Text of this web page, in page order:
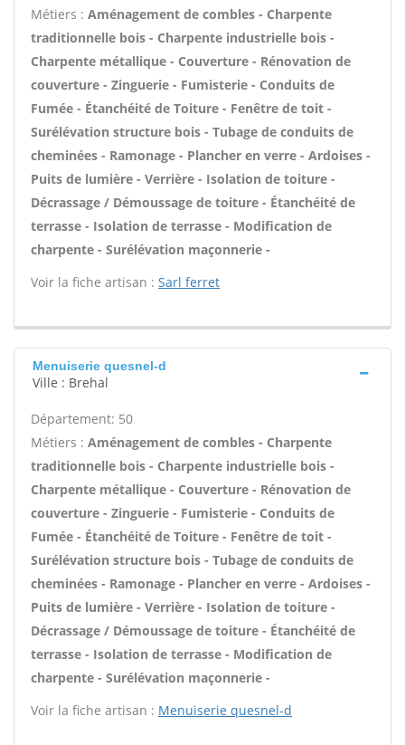
Métiers : Aménagement de combles - Charpente
traditionnelle bois - Charpente industrielle bois -
Charpente métallique - Couverture - Rénovation de
couverture - Zinguerie - Fumisterie - Conduits de
Fumée - Étanchéité de Toiture - Fenêtre de toit -
Surélévation structure bois - Tubage de conduits de
cheminées - Ramonage - Plancher en verre - Ardoises -
Puits de lumière - Verrière - Isolation de toiture -
Décrassage / Démoussage de toiture - Étanchéité de
terrasse - Isolation de terrasse - Modification de
charpente - Surélévation maçonnerie -
Voir la fiche artisan : Sarl ferret
Menuiserie quesnel-d
Ville : Brehal
Département: 50
Métiers : Aménagement de combles - Charpente
traditionnelle bois - Charpente industrielle bois -
Charpente métallique - Couverture - Rénovation de
couverture - Zinguerie - Fumisterie - Conduits de
Fumée - Étanchéité de Toiture - Fenêtre de toit -
Surélévation structure bois - Tubage de conduits de
cheminées - Ramonage - Plancher en verre - Ardoises -
Puits de lumière - Verrière - Isolation de toiture -
Décrassage / Démoussage de toiture - Étanchéité de
terrasse - Isolation de terrasse - Modification de
charpente - Surélévation maçonnerie -
Voir la fiche artisan : Menuiserie quesnel-d